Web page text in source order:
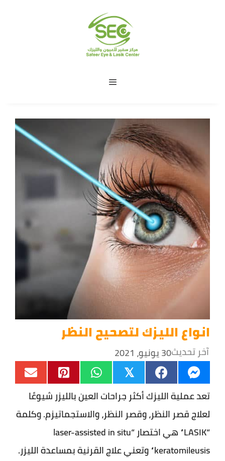
انواع الليزك لتصحيح النظر
آخر تحديث30 يونيو، 2021
𝕏
تعد عملية الليزك أكثر جراحات العين بالليزر شيوعًا
لعلاج قصر النظر، وقصر النظر، والاستجماتيزم. وكلمة
“LASIK” هي اختصار “laser-assisted in situ
keratomileusis” وتعني علاج القرنية بمساعدة الليزر.
ارسال